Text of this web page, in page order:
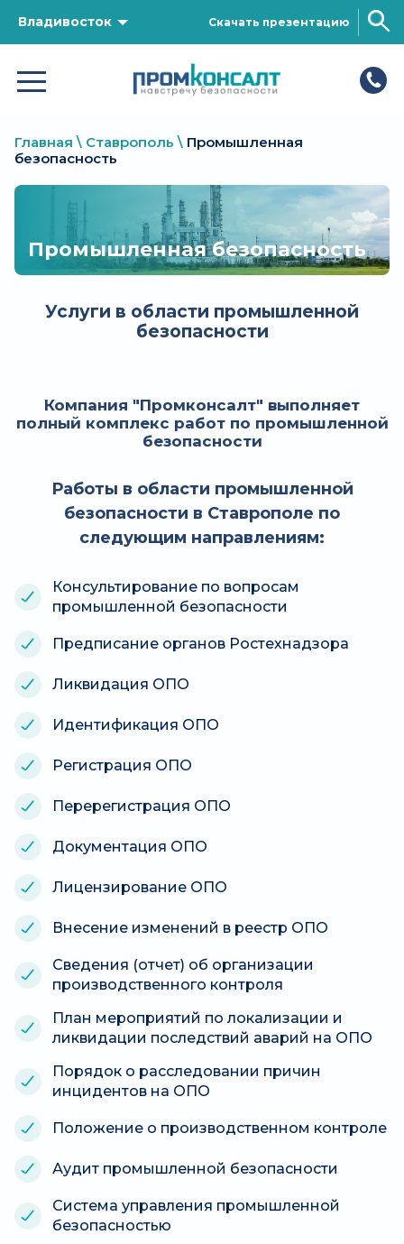
Владивосток Скачать презентацию
Главная \ Ставрополь \ Промышленная
безопасность
Промышленная безопасность
Услуги в области промышленной
безопасности
Компания "Промконсалт" выполняет
полный комплекс работ по промышленной
безопасности
Работы в области промышленной
безопасности в Ставрополе по
следующим направлениям:
Консультирование по вопросам
промышленной безопасности
Предписание органов Ростехнадзора
Ликвидация ОПО
Идентификация ОПО
Регистрация ОПО
Перерегистрация ОПО
Документация ОПО
Лицензирование ОПО
Внесение изменений в реестр ОПО
Сведения (отчет) об организации
производственного контроля
План мероприятий по локализации и
ликвидации последствий аварий на ОПО
Порядок о расследовании причин
инцидентов на ОПО
Положение о производственном контроле
Аудит промышленной безопасности
Система управления промышленной
безопасностью